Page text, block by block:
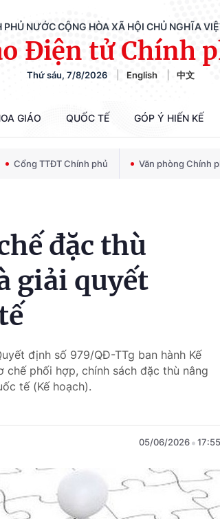
PHỦ NƯỚC CỘNG HÒA XÃ HỘI CHỦ NGHĨA
Điện tử Chính
Thứ sáu, 7/8/2026 English 中文
GIÁO QUỐC TẾ GÓP Ý HIẾN KẾ
Cổng TTĐT Chính phủ Văn phòng Chính
đặc thù
giải quyết
định số 979/QĐ-TTg ban hành Kế
phối hợp, chính sách đặc thù nâng
tế (Kế hoạch).
05/06/2026 17:55